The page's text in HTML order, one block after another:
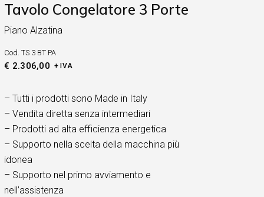
Tavolo Congelatore 3 Porte
Piano Alzatina
Cod. TS 3 BT PA
€ 2.306,00 + IVA
– Tutti i prodotti sono Made in Italy
– Vendita diretta senza intermediari
– Prodotti ad alta efficienza energetica
– Supporto nella scelta della macchina più
idonea
– Supporto nel primo avviamento e
nell’assistenza